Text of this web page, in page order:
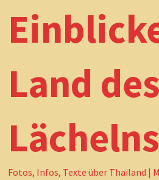
Land des
Lächelns
Fotos, Infos, Texte über Thailand |